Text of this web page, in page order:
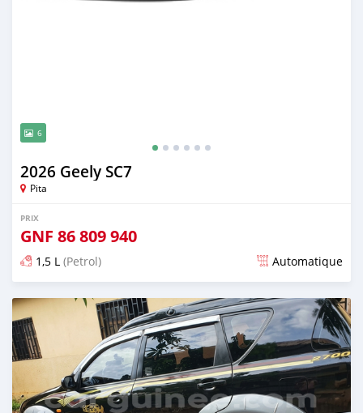
6
2026 Geely SC7
Pita
PRIX
GNF 86 809 940
1,5 L (Petrol) Automatique
Publié il y a 8 jours